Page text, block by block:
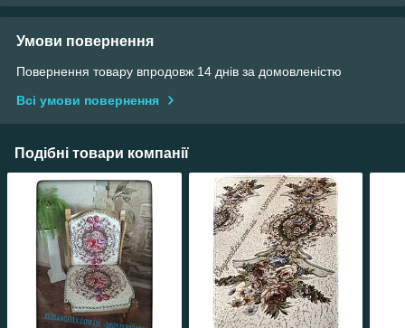
Умови повернення
Повернення товару впродовж 14 днів за домовленістю
Всі умови повернення
Подібні товари компанії